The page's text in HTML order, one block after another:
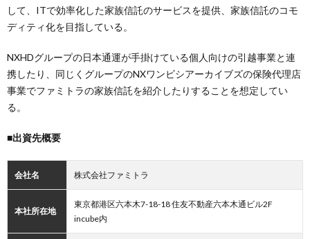
して、ITで効率化した家族信託のサービスを提供、家族信託のコモ
ディティ化を目指している。
NXHDグループの日本通運が手掛けている個人向けの引越事業と連
携したり、同じくグループのNXワンビシアーカイブズの保険代理店
事業でファミトラの家族信託を紹介したりすることを想定してい
る。
■出資先概要
会社名 株式会社ファミトラ
本社所在地
東京都港区六本木7-18-18 住友不動産六本木通ビル2F
incube内